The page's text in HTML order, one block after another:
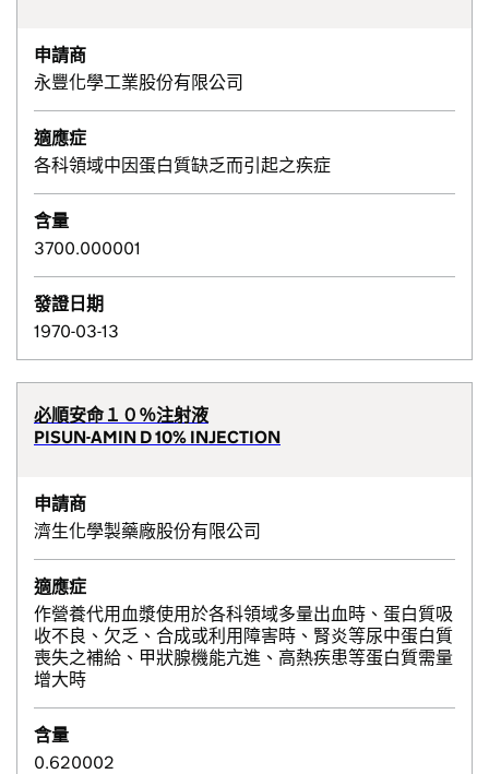
申請商
永豐化學工業股份有限公司
適應症
各科領域中因蛋白質缺乏而引起之疾症
含量
3700.000001
發證日期
1970-03-13
必順安命１０％注射液
PISUN-AMIN D 10% INJECTION
申請商
濟生化學製藥廠股份有限公司
適應症
作營養代用血漿使用於各科領域多量出血時、蛋白質吸
收不良、欠乏、合成或利用障害時、腎炎等尿中蛋白質
喪失之補給、甲狀腺機能亢進、高熱疾患等蛋白質需量
增大時
含量
0.620002